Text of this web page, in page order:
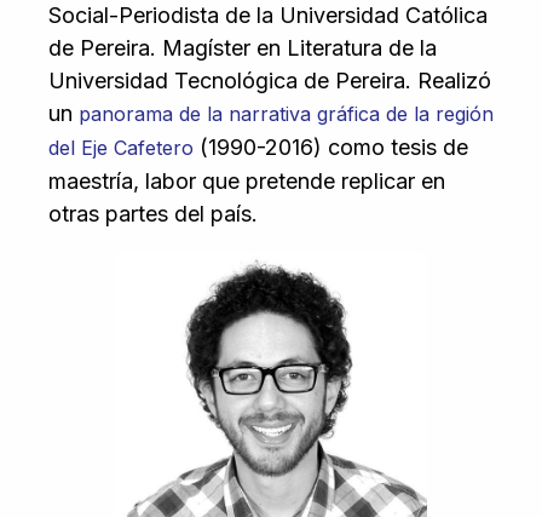
Social-Periodista de la Universidad Católica
de Pereira. Magíster en Literatura de la
Universidad Tecnológica de Pereira. Realizó
un panorama de la narrativa gráfica de la región
del Eje Cafetero (1990-2016) como tesis de
maestría, labor que pretende replicar en
otras partes del país.